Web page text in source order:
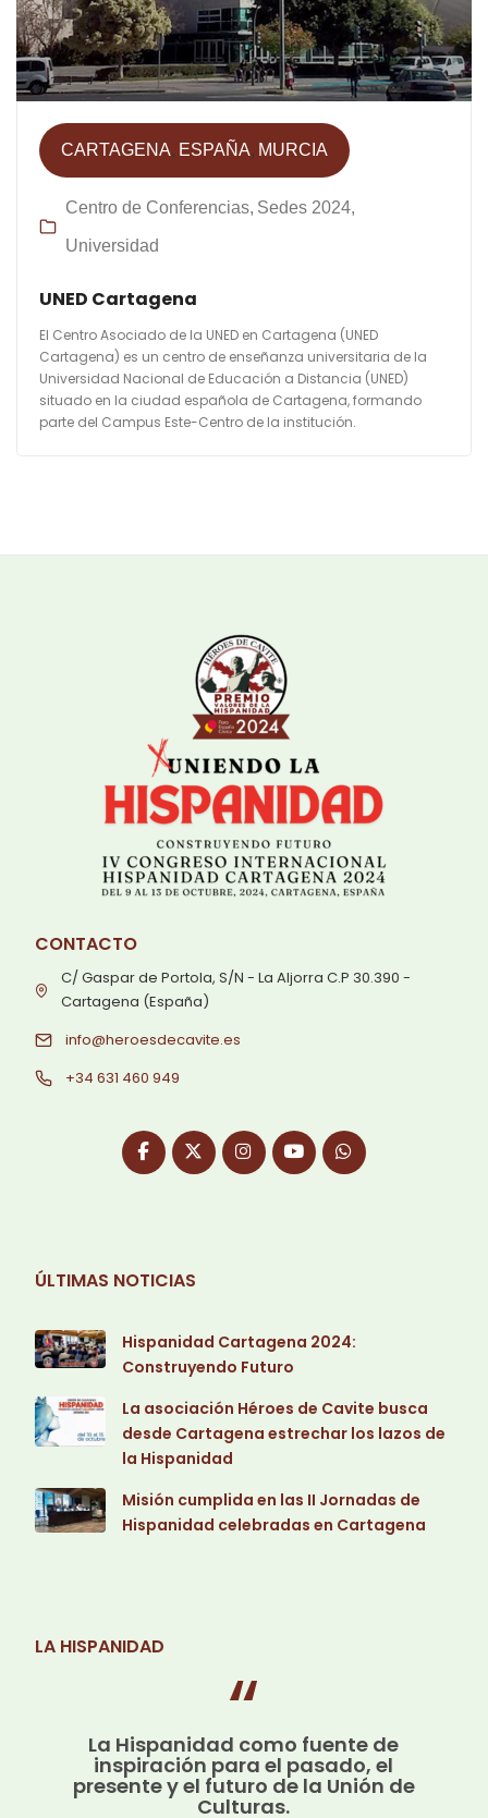
CARTAGENA ESPAÑA MURCIA
Centro de Conferencias Sedes 2024
Universidad
UNED Cartagena
El Centro Asociado de la UNED en Cartagena (UNED
Cartagena) es un centro de enseñanza universitaria de la
Universidad Nacional de Educación a Distancia​ (UNED)
situado en la ciudad española de Cartagena, formando
parte del Campus Este-Centro de la institución.
CONTACTO
C/ Gaspar de Portola, S/N - La Aljorra C.P 30.390 -
Cartagena (España)
info@heroesdecavite.es
+34 631 460 949
ÚLTIMAS NOTICIAS
Hispanidad Cartagena 2024:
Construyendo Futuro
La asociación Héroes de Cavite busca
desde Cartagena estrechar los lazos de
la Hispanidad
Misión cumplida en las II Jornadas de
Hispanidad celebradas en Cartagena
LA HISPANIDAD
La Hispanidad como fuente de
inspiración para el pasado, el
presente y el futuro de la Unión de
Culturas.